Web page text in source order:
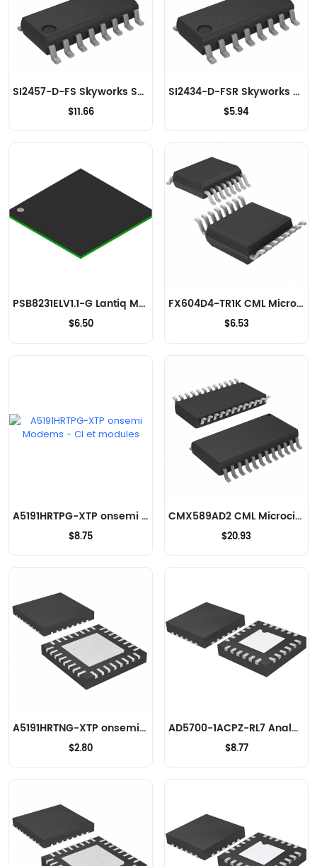
SI2457-D-FS Skyworks Solutions Inc. Modems - CI et modules
$11.66
SI2434-D-FSR Skyworks Solutions Inc. Modems - CI et modules
$5.94
PSB8231ELV1.1-G Lantiq Modems - CI et modules
$6.50
FX604D4-TR1K CML Microcircuits Modems - CI et modules
$6.53
A5191HRTPG-XTP onsemi Modems - CI et modules
$8.75
CMX589AD2 CML Microcircuits Modems - CI et modules
$20.93
A5191HRTNG-XTP onsemi Modems - CI et modules
$2.80
AD5700-1ACPZ-RL7 Analog Devices Inc. Modems - CI et modules
$8.77